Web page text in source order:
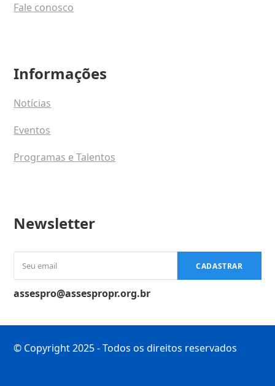
Fale conosco
Informações
Notícias
Eventos
Programas e Talentos
Newsletter
email
CADASTRAR
assespro@assespropr.org.br
© Copyright 2025 - Todos os direitos reservados